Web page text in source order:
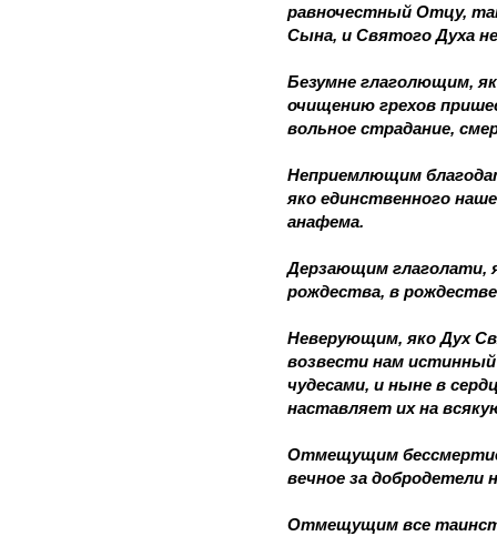
равночестный Отцу,
Сына, и Святого Духа
Безумне глаголющим,
очищению грехов
вольное страдание,
Неприемлющим
яко единственного
анафема.
Дерзающим глаголати,
рождества, в
Неверующим, яко Дух
возвести нам
чудесами, и ныне в
наставляет их на
Отмещущим бессмертие
вечное за добродетели
Отмещущим все